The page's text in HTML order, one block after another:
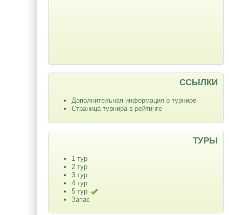
ССЫЛКИ
Дополнительная информация о турнире
Страница турнира в рейтинге
ТУРЫ
1 тур
2 тур
3 тур
4 тур
5 тур
Запас